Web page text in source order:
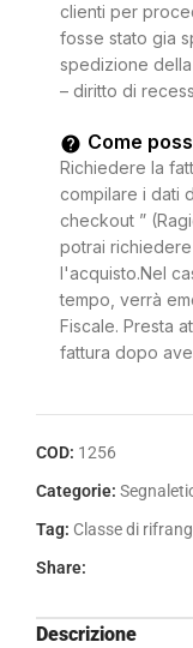
clienti per
fosse stato gia
spedizione
– diritto di
Come
Richiedere la
compilare i dati
checkout ”
potrai
l'acquisto.Nel
tempo, verrà
Fiscale. Presta
fattura dopo
COD: 1256
Categorie:
Tag: Classe di
Share:
Descrizione